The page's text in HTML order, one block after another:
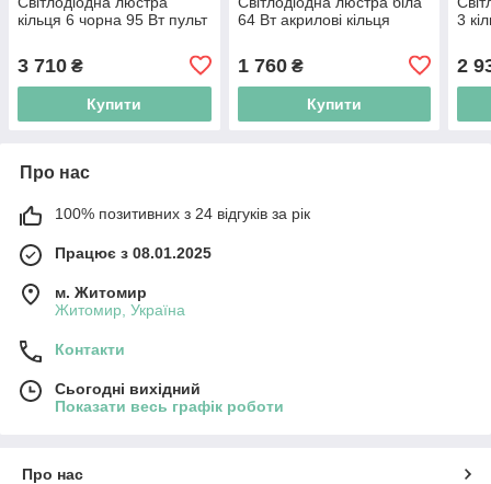
кільця 6 чорна 95 Вт пульт
3 710 ₴
Купити
64 Вт акрилові кільця
1 760₴
Купити
3
2
Про нас
100% позитивних з 24 відгуків за рік
Працює з 08.01.2025
м. Житомир
Житомир, Україна
Контакти
Сьогодні вихідний
Показати весь графік роботи
Про нас